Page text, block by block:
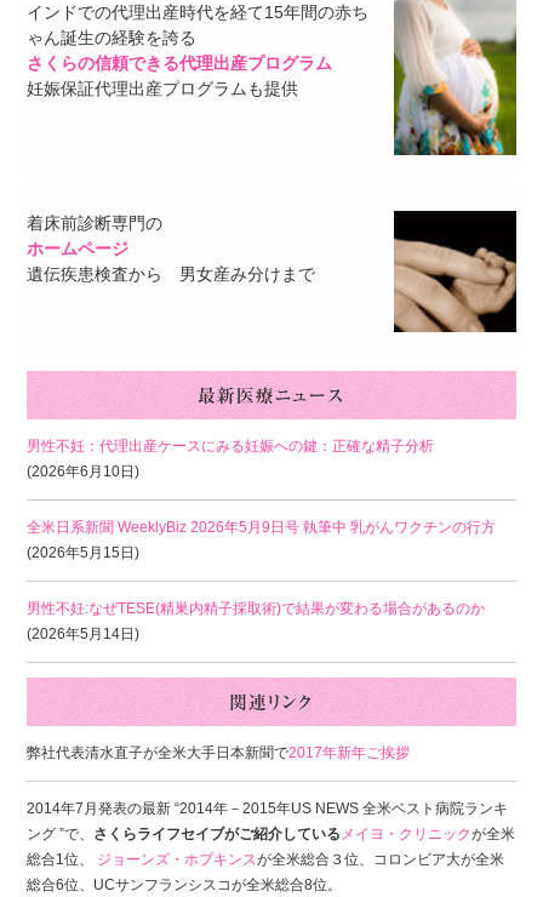
インドでの代理出産時代を経て15年間の赤ち
ゃん誕生の経験を誇る
さくらの信頼できる代理出産プログラム
妊娠保証代理出産プログラムも提供
着床前診断専門の
ホームページ
遺伝疾患検査から 男女産み分けまで
男性不妊：代理出産ケースにみる妊娠への鍵：正確な精子分析
(2026年6月10日)
全米日系新聞 WeeklyBiz 2026年5月9日号 執筆中 乳がんワクチンの行方
(2026年5月15日)
男性不妊:なぜTESE(精巣内精子採取術)で結果が変わる場合があるのか
(2026年5月14日)
弊社代表清水直子が全米大手日本新聞で2017年新年ご挨拶
2014年7月発表の最新 “2014年－2015年US NEWS 全米ベスト病院ランキ
ング ”で、 さくらライフセイブがご紹介している メイヨ・クリニックが全米
総合1位、 ジョーンズ・ホプキンスが全米総合３位、コロンビア大が全米
総合6位、UCサンフランシスコが全米総合8位。